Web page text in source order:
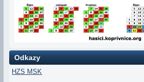
Odkazy
HZS MSK